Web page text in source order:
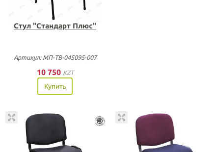
Стул "Стандарт Плюс"
Артикул: МП-ТВ-045095-007
10 750 KZT
Купить